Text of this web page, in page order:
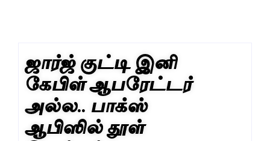
ஜார்ஜ் குட்டி இனி
கேபிள் ஆபரேட்டர்
அல்ல.. பாக்ஸ்
ஆபிஸில் தூள்